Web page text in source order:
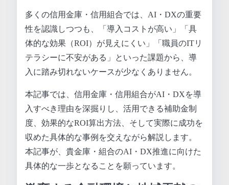
多くの信用金庫・信用組合では、AI・DXの重要
性を認識しつつも、「導入コストが高い」「具
体的な効果（ROI）が見えにくい」「職員のITリ
テラシーに不安がある」といった課題から、導
入に踏み切れないケースが少なくありません。
本記事では、信用金庫・信用組合がAI・DXを導
入すべき理由を深掘りし、活用できる補助金制
度、効果的なROI算出方法、そして実際に成功を
収めた具体的な事例を交えながら解説します。
本記事が、貴金庫・組合のAI・DX推進に向けた
具体的な一歩となることを願っています。